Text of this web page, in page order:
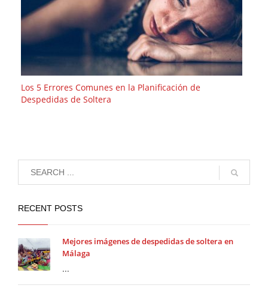
Los 5 Errores Comunes en la Planificación de
Despedidas de Soltera
RECENT POSTS
Mejores imágenes de despedidas de soltera en
Málaga
...